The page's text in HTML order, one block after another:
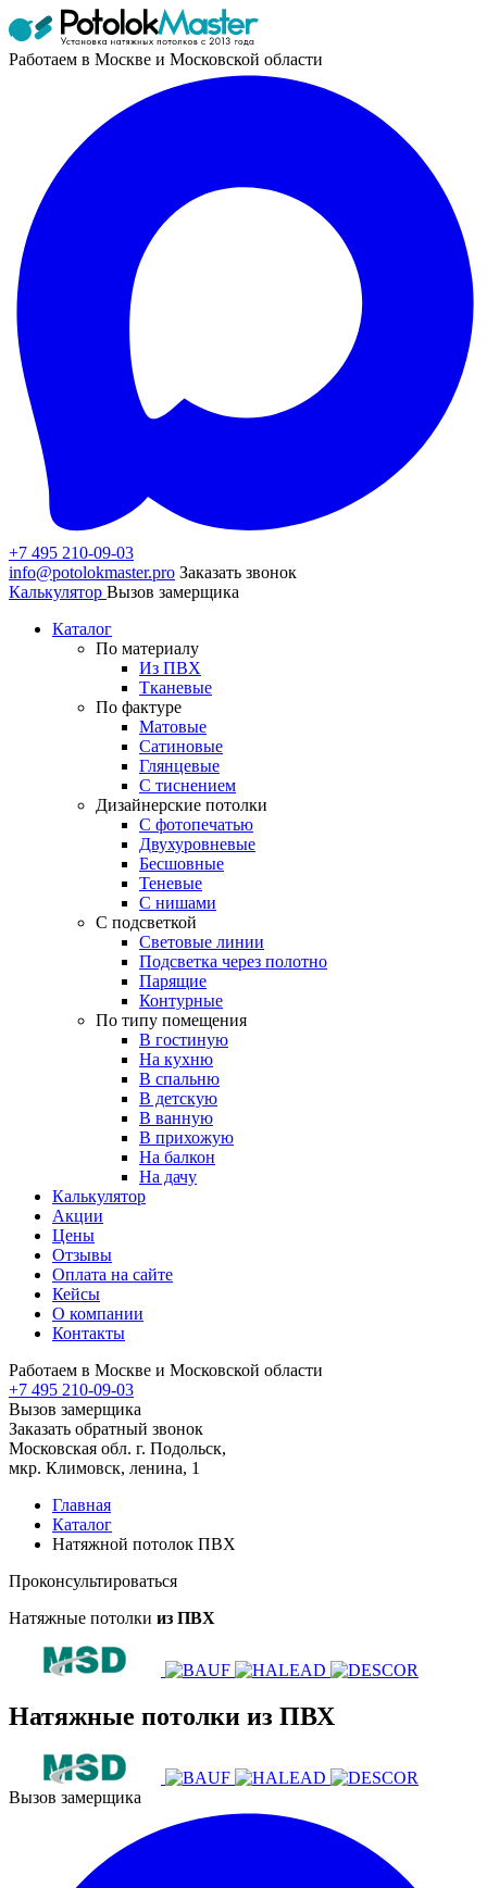
Работаем в Москве и Московской области
+7 495 210-09-03
info@potolokmaster.pro Заказать звонок
Калькулятор Вызов замерщика
Каталог
По материалу
Из ПВХ
Тканевые
По фактуре
Матовые
Сатиновые
Глянцевые
С тиснением
Дизайнерские потолки
С фотопечатью
Двухуровневые
Бесшовные
Теневые
С нишами
С подсветкой
Световые линии
Подсветка через полотно
Парящие
Контурные
По типу помещения
В гостиную
На кухню
В спальню
В детскую
В ванную
В прихожую
На балкон
На дачу
Калькулятор
Акции
Цены
Отзывы
Оплата на сайте
Кейсы
О компании
Контакты
Работаем в Москве и Московской области
+7 495 210-09-03
Вызов замерщика
Заказать обратный звонок
Московская обл. г. Подольск,
мкр. Климовск, ленина, 1
Главная
Каталог
Натяжной потолок ПВХ
Проконсультироваться
Натяжные потолки из ПВХ
Натяжные потолки из ПВХ
Вызов замерщика